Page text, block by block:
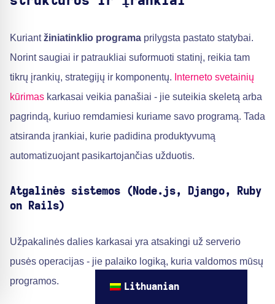
Kuriantžiniatinklio programa prilygsta pastato statybai.
Norint saugiai ir patraukliai suformuoti statinį, reikia tam
tikrų įrankių, strategijų ir komponentų. Interneto svetainių
kūrimas karkasai veikia panašiai - jie suteikia skeletą arba
pagrindą, kuriuo remdamiesi kuriame savo programą. Tada
atsiranda įrankiai, kurie padidina produktyvumą
automatizuojant pasikartojančias užduotis.
Atgalinės sistemos (Node.js, Django, Ruby
on Rails)
Užpakalinės dalies karkasai yra atsakingi už serverio
pusės operacijas - jie palaiko logiką, kuria valdomos mūsų
programos.
Lithuanian